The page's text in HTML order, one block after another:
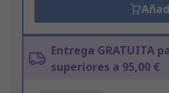
Entrega GRATUITA
superiores a 95,00 €